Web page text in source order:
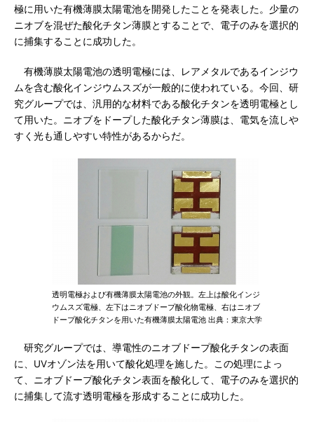
極に用いた有機薄膜太陽電池を開発したことを発表した。少量の
ニオブを混ぜた酸化チタン薄膜とすることで、電子のみを選択的
に捕集することに成功した。
有機薄膜太陽電池の透明電極には、レアメタルであるインジウ
ムを含む酸化インジウムスズが一般的に使われている。今回、研
究グループでは、汎用的な材料である酸化チタンを透明電極とし
て用いた。ニオブをドープした酸化チタン薄膜は、電気を流しや
すく光も通しやすい特性があるからだ。
透明電極および有機薄膜太陽電池の外観。左上は酸化インジ
ウムスズ電極、左下はニオブドープ酸化物電極、右はニオブ
ドープ酸化チタンを用いた有機薄膜太陽電池 出典：東京大学
研究グループでは、導電性のニオブドープ酸化チタンの表面
に、UVオゾン法を用いて酸化処理を施した。この処理によっ
て、ニオブドープ酸化チタン表面を酸化して、電子のみを選択的
に捕集して流す透明電極を形成することに成功した。